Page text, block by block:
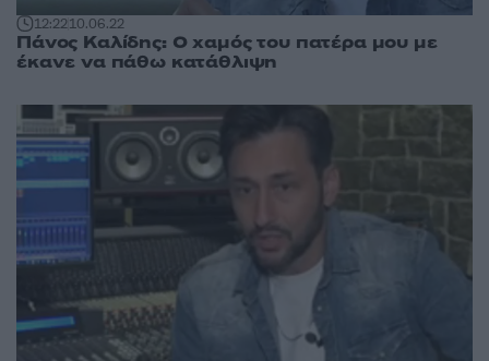
12:2210.06.22
Πάνος Καλίδης: Ο χαμός του πατέρα μου με
έκανε να πάθω κατάθλιψη